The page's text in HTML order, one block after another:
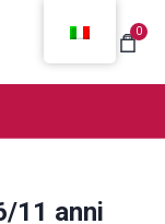
0
11 anni